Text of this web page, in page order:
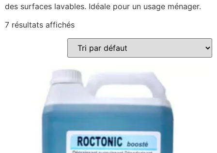
des surfaces lavables. Idéale pour un usage ménager.
7 résultats affichés